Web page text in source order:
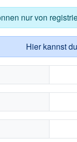
nur von
Hier kannst